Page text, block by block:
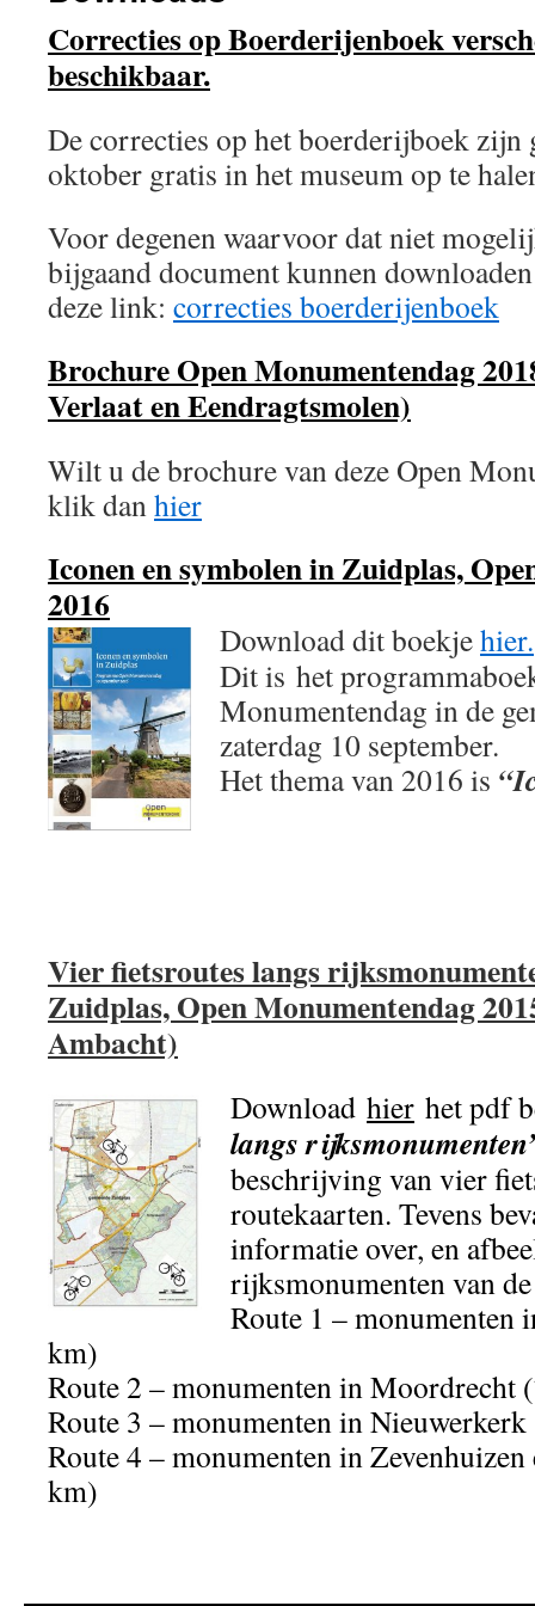
Correcties op Boerderijenboek
beschikbaar.
De correcties op het boerderijboek zijn
oktober gratis in het museum op te
Voor degenen waarvoor dat niet
bijgaand document kunnen
deze link: correcties boerderijenboek
Brochure Open Monumentendag
Verlaat en Eendragtsmolen)
Wilt u de brochure van deze Open
klik danhier
Iconen en symbolen in Zuidplas,
2016
Download dit boekjehier.
Dit is het
Monumentendag in de
zaterdag 10 september.
Het thema van 2016 is
Vier fietsroutes langs
Zuidplas, Open Monumentendag
Ambacht)
Download hier het pdf
langs
beschrijving van vier
routekaarten. Tevens
informatie over, en
rijksmonumenten van
Route 1 – monumenten
km)
Route 2 – monumenten in Moordrecht
Route 3 – monumenten in
Route 4 – monumenten in
km)